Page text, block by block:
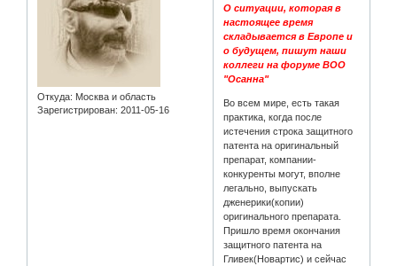
Откуда: Москва и область
Зарегистрирован: 2011-05-16
О ситуации, которая в
настоящее время
складывается в Европе и
о будущем, пишут наши
коллеги на форуме ВОО
"Осанна"
Во всем мире, есть такая
практика, когда после
истечения строка защитного
патента на оригинальный
препарат, компании-
конкуренты могут, вполне
легально, выпускать
дженерики(копии)
оригинального препарата.
Пришло время окончания
защитного патента на
Гливек(Новартис) и сейчас